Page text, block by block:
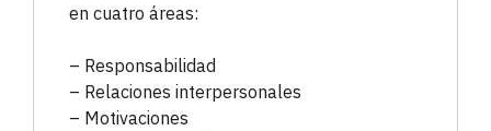
en cuatro áreas:
– Responsabilidad
– Relaciones interpersonales
– Motivaciones